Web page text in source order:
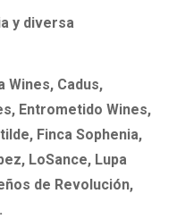
y diversa
Wines, Cadus,
Entrometido Wines,
Finca Sophenia,
LoSance, Lupa
de Revolución,